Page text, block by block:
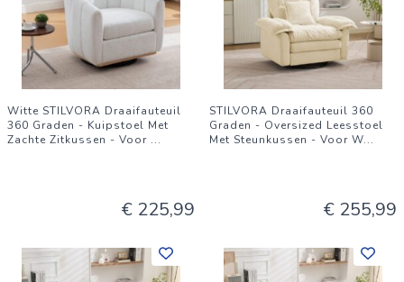
Witte STILVORA Draaifauteuil
360 Graden - Kuipstoel Met
Zachte Zitkussen - Voor ...
€ 225,99
STILVORA Draaifauteuil 360
Graden - Oversized Leesstoel
Met Steunkussen - Voor W...
€ 255,99